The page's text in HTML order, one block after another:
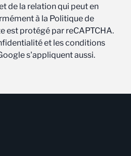
de la relation qui peut en
à la Politique de
est protégé par reCAPTCHA.
et les conditions
s'appliquent aussi.